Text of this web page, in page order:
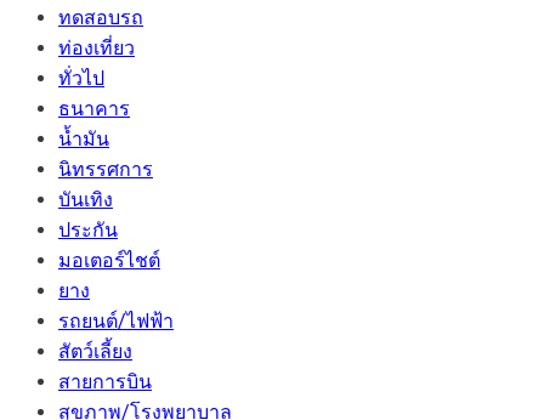
ทดสอบรถ
ท่องเที่ยว
ทั่วไป
ธนาคาร
น้ำมัน
นิทรรศการ
บันเทิง
ประกัน
มอเตอร์ไชต์
ยาง
รถยนต์/ไฟฟ้า
สัตว์เลี้ยง
สายการบิน
สุขภาพ/โรงพยาบาล